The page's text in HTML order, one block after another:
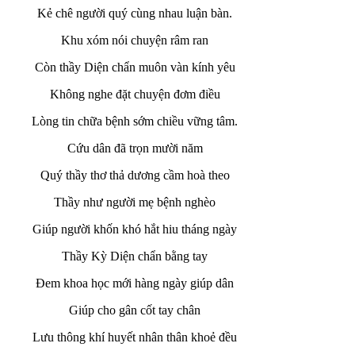
Kẻ chê người quý cùng nhau luận bàn.
Khu xóm nói chuyện râm ran
Còn thầy Diện chẩn muôn vàn kính yêu
Không nghe đặt chuyện đơm điều
Lòng tin chữa bệnh sớm chiều vững tâm.
Cứu dân đã trọn mười năm
Quý thầy thơ thả dương cầm hoà theo
Thầy như người mẹ bệnh nghèo
Giúp người khốn khó hắt hiu tháng ngày
Thầy Kỳ Diện chẩn bằng tay
Đem khoa học mới hàng ngày giúp dân
Giúp cho gân cốt tay chân
Lưu thông khí huyết nhân thân khoẻ đều